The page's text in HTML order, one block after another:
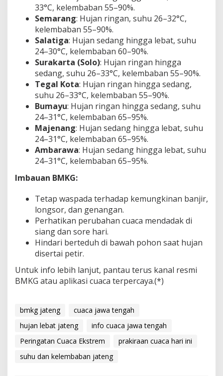
33°C, kelembaban 55–90%.
Semarang: Hujan ringan, suhu 26–32°C,
kelembaban 55–90%.
Salatiga: Hujan sedang hingga lebat, suhu
24–30°C, kelembaban 60–90%.
Surakarta (Solo): Hujan ringan hingga
sedang, suhu 26–33°C, kelembaban 55–90%.
Tegal Kota: Hujan ringan hingga sedang,
suhu 26–33°C, kelembaban 55–90%.
Bumayu: Hujan ringan hingga sedang, suhu
24–31°C, kelembaban 65–95%.
Majenang: Hujan sedang hingga lebat, suhu
24–31°C, kelembaban 65–95%.
Ambarawa: Hujan sedang hingga lebat, suhu
24–31°C, kelembaban 65–95%.
Imbauan BMKG:
Tetap waspada terhadap kemungkinan banjir,
longsor, dan genangan.
Perhatikan perubahan cuaca mendadak di
siang dan sore hari.
Hindari berteduh di bawah pohon saat hujan
disertai petir.
Untuk info lebih lanjut, pantau terus kanal resmi
BMKG atau aplikasi cuaca terpercaya.(*)
bmkg jateng
cuaca jawa tengah
hujan lebat jateng
info cuaca jawa tengah
Peringatan Cuaca Ekstrem
prakiraan cuaca hari ini
suhu dan kelembaban jateng